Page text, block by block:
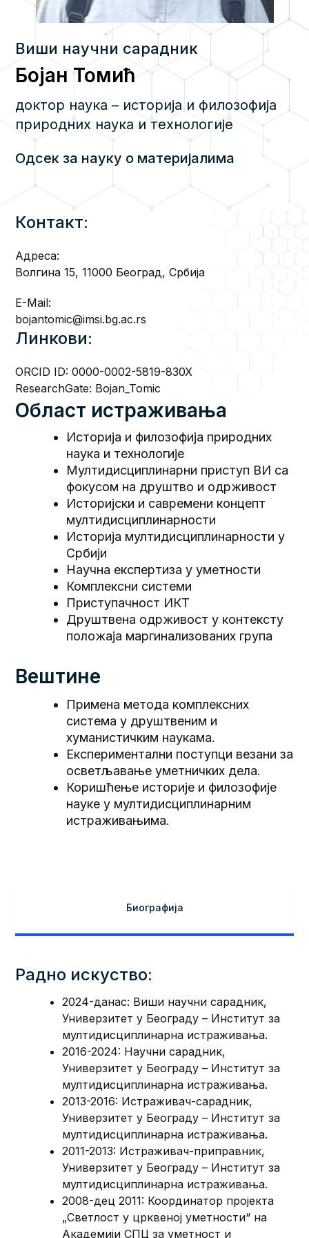
Виши научни сарадник
Бојан Томић
доктор наука – историја и филозофија
природних наука и технологије
Одсек за науку о материјалима
Контакт:
Адреса:
Волгина 15, 11000 Београд, Србија
E-Mail:
bojantomic@imsi.bg.ac.rs
Линкови:
ORCID ID:0000-0002-5819-830X
ResearchGate: Bojan_Tomic
Област истраживања
Историја и филозофија природних
наука и технологије
Мултидисциплинарни приступ ВИ са
фокусом на друштво и одрживост
Историјски и савремени концепт
мултидисциплинарности
Историјa мултидисциплинарности у
Србији
Научна експертиза у уметности
Комплексни системи
Приступачност ИКТ
Друштвена одрживост у контексту
положаја маргинализованих група
Вештине
Примена метода комплексних
система у друштвеним и
хуманистичким наукама.
Експериментални поступци везани за
осветљавање уметничких дела.
Коришћење историје и филозофије
науке у мултидисциплинарним
истраживањима.
Биографија
Радно искуство:
2024-данас: Виши научни сарадник,
Универзитет у Београду – Институт за
мултидисциплинарна истраживања.
2016-2024: Научни сарадник,
Универзитет у Београду – Институт за
мултидисциплинарна истраживања.
2013-2016: Истраживач-сарадник,
Универзитет у Београду – Институт за
мултидисциплинарна истраживања.
2011-2013: Истраживач-приправник,
Универзитет у Београду – Институт за
мултидисциплинарна истраживања.
2008-дец 2011: Координатор пројекта
„Светлост у црквеној уметности“ на
Академији СПЦ за уметност и